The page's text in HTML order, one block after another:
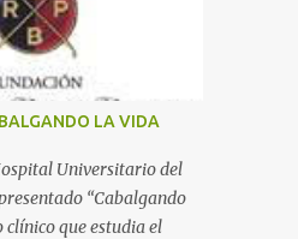
LA VIDA
Universitario del
“Cabalgando
clínico que estudia el